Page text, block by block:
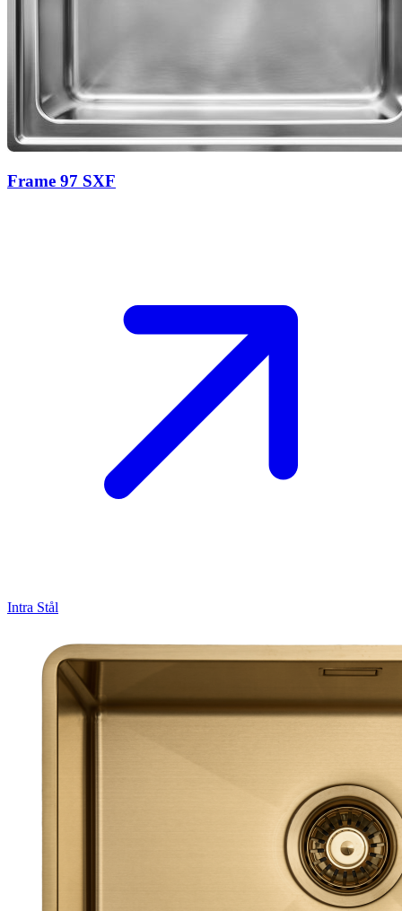
Frame 97 SXF
Intra Stål